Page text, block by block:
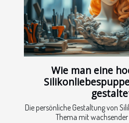
Wie man eine
Die persönliche Gestaltung von
Thema mit wachsender